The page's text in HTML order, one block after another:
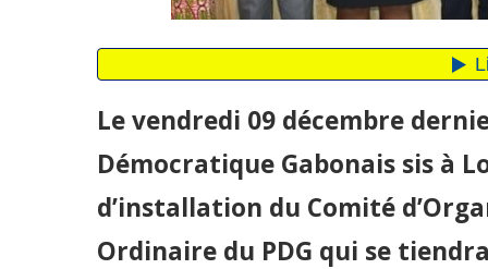
Le vendredi 09 décembre
Démocratique Gabonais sis à
d’installation du Comité
Ordinaire du PDG qui se